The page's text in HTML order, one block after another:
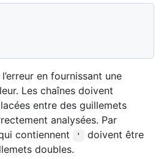
en fournissant une
Les chaînes doivent
entre des guillemets
analysées. Par
contiennent
'
doivent être
doubles.